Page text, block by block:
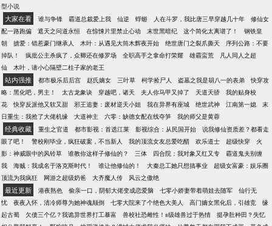
型小说
大家在看 谁与争锋 霸道总裁爱上我 仙逆 蜉蝣 人在斗罗，我比唐三早穿越几十年
修仙女
配一路跑偏
遮天之问道永恒 在惊悚片里禁止心动 末世黑暗纪 这个简化太离谱了！
钢铁皇
朝
掳爱：错惹豪门继承人 木叶：从遇见大筒木辉夜开始 绝世唐门之裂爪撕天
序列公路：不要
掉队！
疯批公主杀疯了，众卿还在修罗场 全职高手之拿命打荣耀 雄霸蛮荒
凡人同人之超
仙
木叶，请小心隔壁二柱子家的老王
站内强推 都市极乐后后宫 赵氏嫡女 三叶草 柯学捡尸人 盗墓之我是胡八一的表弟
快穿攻
略：黑化吧，男主！
太古龙象诀 穿越吧，诸天 夫人你马甲又掉了 天道天骄
我的贴身校
花
快穿反派他又软又甜 邪王追妻：废材逆天小姐 我在异界有座城 绝世武神 江南第一媳
末
日重生：我抢了大佬机缘
大道神主 六零：缺德女配在线夺笋 我的师父是黄蓉
经典收藏 重生之官道 都市影视：首选江莱 影视综合：从民国开始
说我修仙资质差？都看走
眼了吧！
警校刚毕业，疯狂破案，不当新人 我的顶流女友总爱吃醋 欢乐道士 超级快穿
火
影：神威眼中的风铃草
谁教你这样子修仙的？ 三体 四合院：我对象又红又专
霸道鬼夫别缠
我
海贼：我成名于洛克斯时代！ 谁让他修仙的！ 大秦总工她只想搞事业
超级女富豪：娱乐圈
顶流为我疯狂
网游之超级奶爸 大齐魔人传 风云之傲绝
最近更新 港夜熟色 偷亲一口，阴郁大佬变成恋爱脑 七零小娇妻带着萌娃去随军
仙行无
忧
夜夜入怀，清冷师尊为她神魂颠倒 七零大院来了个绝色大美人 高门嫡女黑化后，引雄竞
缘
起古蜀
欠债三个亿？我诡异世界打工暴富 兽校社恐雌性！s级雄兽过于热情
挺孕肚种田？失忆